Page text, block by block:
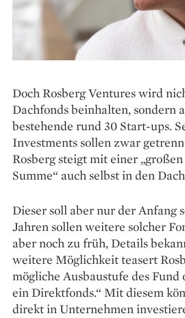
Doch Rosberg Ventures wird
Dachfonds beinhalten, sondern
bestehende rund 30 Start-ups.
Investments sollen zwar
Rosberg steigt mit einer
Summe“ auch selbst in den
Dieser soll aber nur der Anfang
Jahren sollen weitere solcher
aber noch zu früh, Details
weitere Möglichkeit teasert
mögliche Ausbaustufe des
ein Direktfonds.“ Mit diesem
direkt in Unternehmen